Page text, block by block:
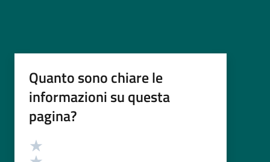
Quanto sono chiare le
informazioni su questa
pagina?
Valutazione